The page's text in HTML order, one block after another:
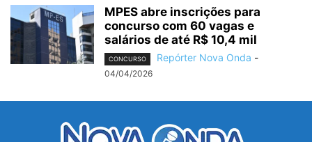
MPES abre inscrições para
concurso com 60 vagas e
salários de até R$ 10,4 mil
CONCURSO Repórter Nova Onda -
04/04/2026